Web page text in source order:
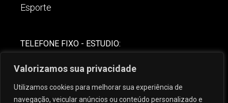
Valorizamos sua privacidade
Utilizamos cookies para melhorar sua experiência de
navegação, veicular anúncios ou conteúdo personalizado e
Esporte
TELEFONE FIXO - ESTUDIO:
(82) 99621-8806